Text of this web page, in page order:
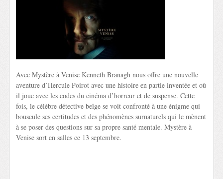
Avec Mystère à Venise Kenneth Branagh nous offre une nouvelle
aventure d’Hercule Poirot avec une histoire en partie inventée et où
il joue avec les codes du cinéma d’horreur et de suspense. Cette
fois, le célèbre détective belge se voit confronté à une énigme qui
bouscule ses certitudes et des phénomènes surnaturels qui le mènent
à se poser des questions sur sa propre santé mentale. Mystère à
Venise sort en salles ce 13 septembre.